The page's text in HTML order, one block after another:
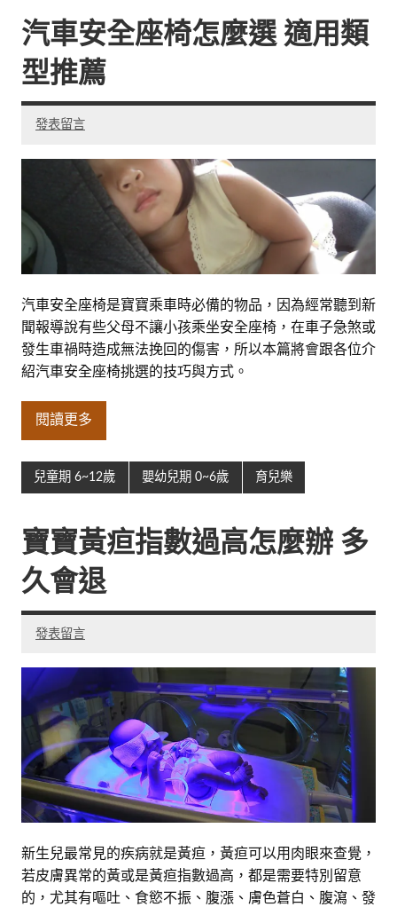
汽車安全座椅怎麼選 適用類
型推薦
發表留言
汽車安全座椅是寶寶乘車時必備的物品，因為經常聽到新
聞報導說有些父母不讓小孩乘坐安全座椅，在車子急煞或
發生車禍時造成無法挽回的傷害，所以本篇將會跟各位介
紹汽車安全座椅挑選的技巧與方式。
閱讀更多
兒童期 6~12歲 嬰幼兒期 0~6歲 育兒樂
寶寶黃疸指數過高怎麼辦 多
久會退
發表留言
新生兒最常見的疾病就是黃疸，黃疸可以用肉眼來查覺，
若皮膚異常的黃或是黃疸指數過高，都是需要特別留意
的，尤其有嘔吐、食慾不振、腹漲、膚色蒼白、腹瀉、發